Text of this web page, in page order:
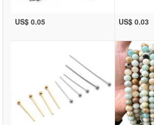
US$ 0.05 US$ 0.03